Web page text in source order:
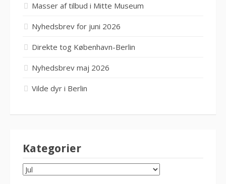
Masser af tilbud i Mitte Museum
Nyhedsbrev for juni 2026
Direkte tog København-Berlin
Nyhedsbrev maj 2026
Vilde dyr i Berlin
Kategorier
KATEGORIER